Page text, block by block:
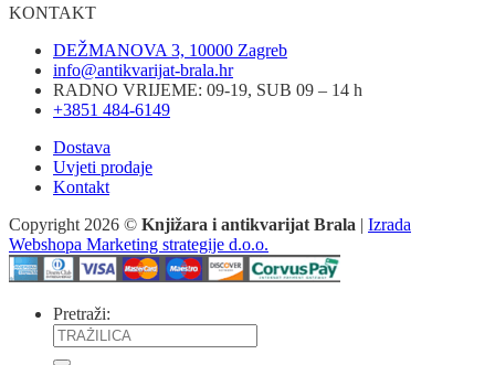
KONTAKT
DEŽMANOVA 3, 10000 Zagreb
info@antikvarijat-brala.hr
RADNO VRIJEME: 09-19, SUB 09 – 14 h
+3851 484-6149
Dostava
Uvjeti prodaje
Kontakt
Copyright 2026 © Knjižara i antikvarijat Brala | Izrada
Webshopa Marketing strategije d.o.o.
Pretraži: